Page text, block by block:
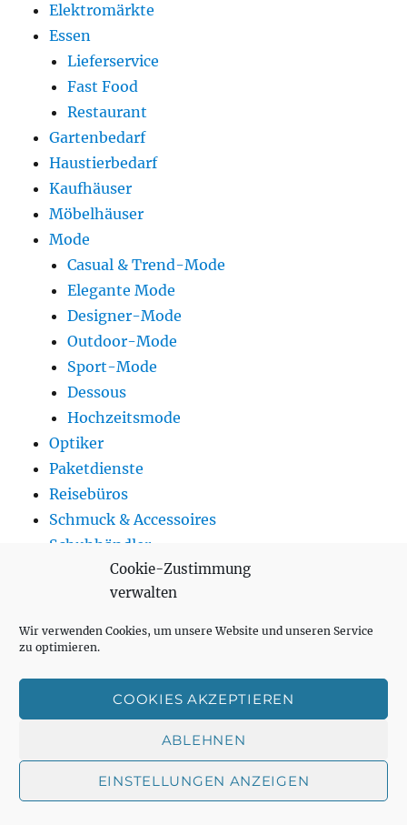
Cookie-Zustimmung
verwalten
Wir verwenden Cookies, um unsere Website und unseren Service
zu optimieren.
COOKIES AKZEPTIEREN
ABLEHNEN
EINSTELLUNGEN ANZEIGEN
Elektromärkte
Essen
Lieferservice
Fast Food
Restaurant
Gartenbedarf
Haustierbedarf
Kaufhäuser
Möbelhäuser
Mode
Casual & Trend-Mode
Elegante Mode
Designer-Mode
Outdoor-Mode
Sport-Mode
Dessous
Hochzeitsmode
Optiker
Paketdienste
Reisebüros
Schmuck & Accessoires
Schuhhändler
Spielwaren
Supermärkte
Tankstellen
Telekommunikation
Getränkemarkt
Kaffehäuser
Weinhändler
Wohnen